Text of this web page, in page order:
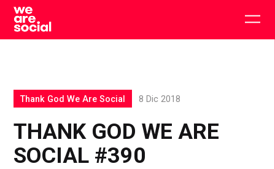
Skip
content
THANK GOD WE ARE
SOCIAL #390
Thank God We Are Social 8 Dic 2018